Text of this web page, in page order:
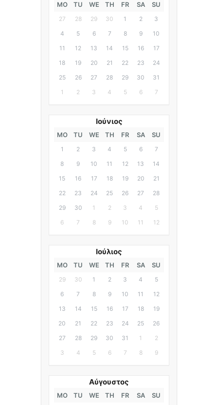
MO TU WE TH FR SA SU
27 28 29 30 1 2
3
4
5 6 7 8 9
10
11
12 13 14 15 16
17
18
19 20 21 22 23
24
25
26 27 28 29 30
31
1
2 3 4 5 6 7
Ιούνιος
MO TU WE TH FR SA SU
1 2 3 4 5 6
7
8
9 10 11 12 13
14
15
16 17 18 19 20
21
22
23 24 25 26 27
28
29
30 1 2 3 4
5
6
7 8 9 10 11 12
Ιούλιος
MO TU WE TH FR SA SU
29 30 1 2 3 4
5
6
7 8 9 10 11
12
13
14 15 16 17 18
19
20
21 22 23 24 25
26
27
28 29 30 31 1
2
3
4 5 6 7 8 9
Αύγουστος
MO TU WE TH FR SA SU